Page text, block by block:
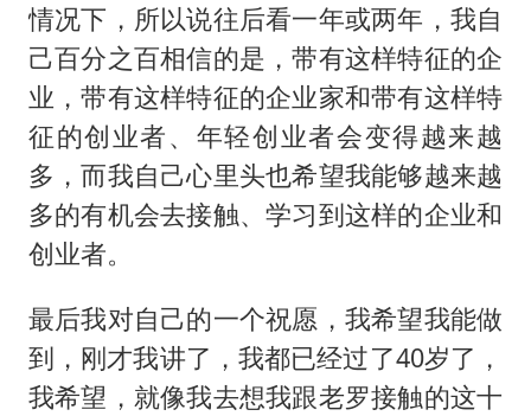
情况下，所以说往后看一年或两年，我自
己百分之百相信的是，带有这样特征的企
业，带有这样特征的企业家和带有这样特
征的创业者、年轻创业者会变得越来越
多，而我自己心里头也希望我能够越来越
多的有机会去接触、学习到这样的企业和
创业者。
最后我对自己的一个祝愿，我希望我能做
到，刚才我讲了，我都已经过了40岁了，
我希望，就像我去想我跟老罗接触的这十